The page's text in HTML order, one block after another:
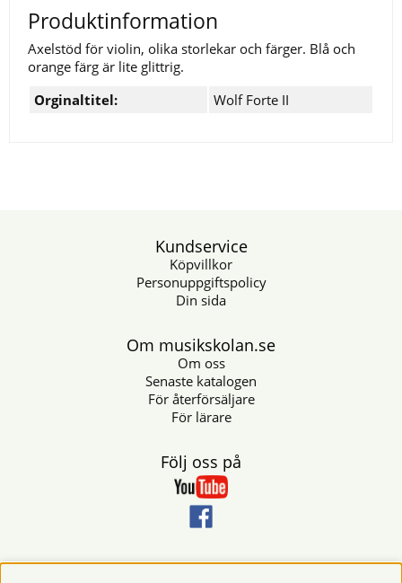
Produktinformation
Axelstöd för violin, olika storlekar och färger. Blå och
orange färg är lite glittrig.
Orginaltitel:
Wolf Forte II
Kundservice
Köpvillkor
Personuppgiftspolicy
Din sida
Om musikskolan.se
Om oss
Senaste katalogen
För återförsäljare
För lärare
Följ oss på
Nyhetsbrev